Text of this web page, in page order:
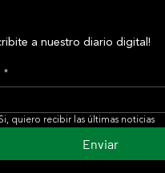
a nuestro diario digital!
*
Si, quiero recibir las últimas noticias
Enviar